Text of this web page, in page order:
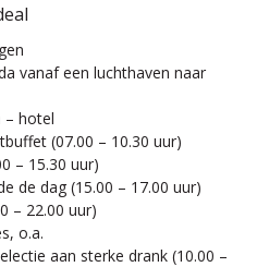
vanaf een luchthaven naar
– hotel
(07.00 – 10.30 uur)
– 15.30 uur)
de dag (15.00 – 17.00 uur)
– 22.00 uur)
o.a.
aan sterke drank (10.00 –